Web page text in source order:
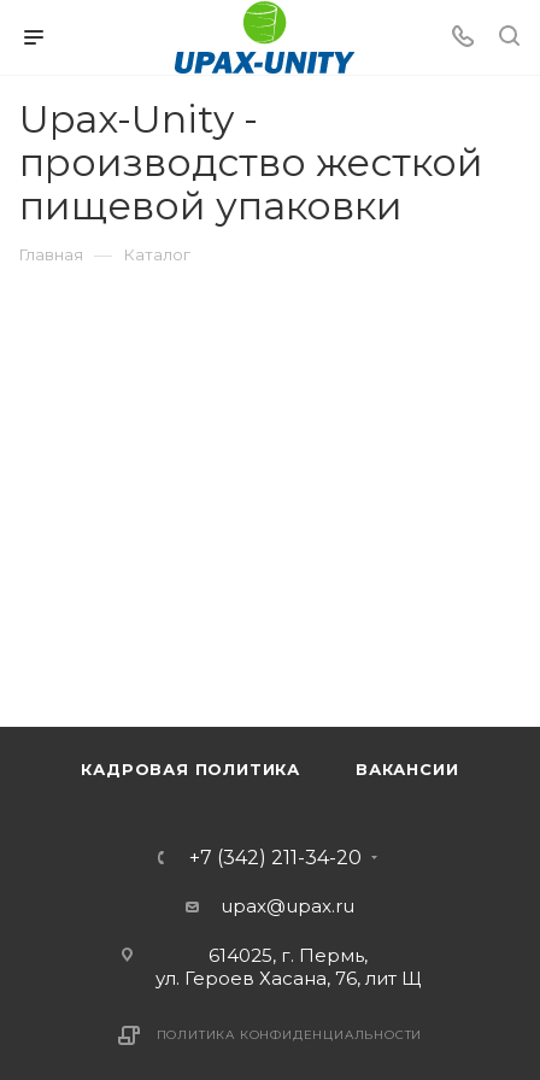
Upax-Unity -
производство жесткой
пищевой упаковки
Главная — Каталог
КАДРОВАЯ ПОЛИТИКА ВАКАНСИИ
+7 (342) 211-34-20
upax@upax.ru
614025, г. Пермь,
ул. Героев Хасана, 76, лит Щ
ПОЛИТИКА КОНФИДЕНЦИАЛЬНОСТИ